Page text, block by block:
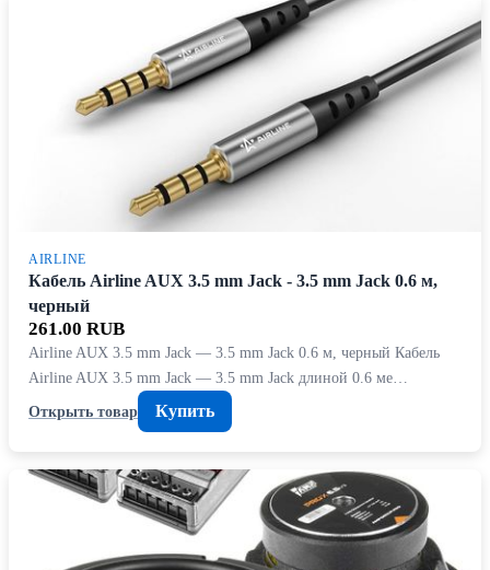
AIRLINE
Кабель Airline AUX 3.5 mm Jack - 3.5 mm Jack 0.6 м,
черный
261.00 RUB
Airline AUX 3.5 mm Jack — 3.5 mm Jack 0.6 м, черный Кабель
Airline AUX 3.5 mm Jack — 3.5 mm Jack длиной 0.6 ме…
Открыть товар
Купить